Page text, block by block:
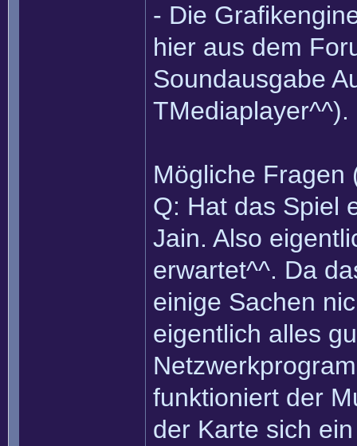
- Die
hier aus dem
Soundausgabe
TMediaplayer^^).
Mögliche Fragen
Q: Hat das Spiel
Jain. Also
erwartet^^. Da
einige Sachen
eigentlich alles
funktioniert der
der Karte sich